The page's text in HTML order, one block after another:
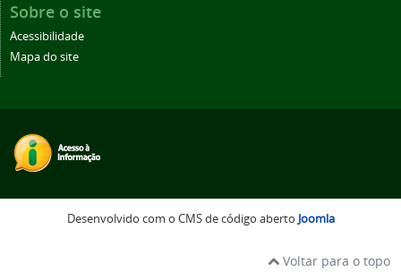
Sobre o site
Acessibilidade
Mapa do site
Desenvolvido com o CMS de código aberto Joomla
Voltar para o topo